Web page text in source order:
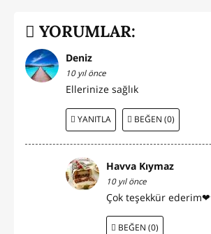
YORUMLAR:
Deniz
10 yıl önce
Ellerinize sağlık
YANITLA BEĞEN (0)
Havva Kıymaz
10 yıl önce
Çok teşekkür
BEĞEN (0)